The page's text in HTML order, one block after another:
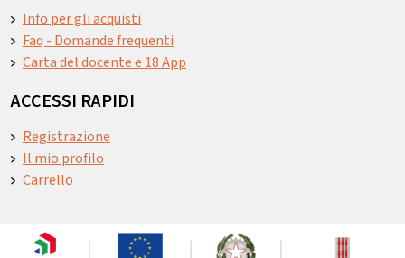
Info per gli acquisti
Faq - Domande frequenti
Carta del docente e 18 App
ACCESSI RAPIDI
Registrazione
Il mio profilo
Carrello